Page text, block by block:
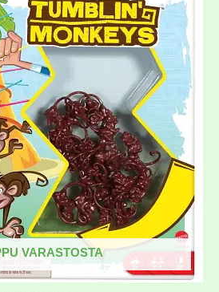
VARASTOSTA